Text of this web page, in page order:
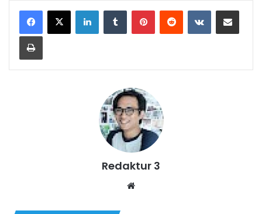
LinkedInTumblr PinterestReddit VKontakteShare via Email
Print
Redaktur 3